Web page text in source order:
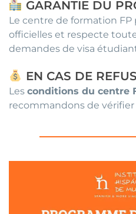
GARANTIE DU
Le centre de formation
officielles et respecte
demandes de visa
EN CAS DE
Les conditions du centre
recommandons de